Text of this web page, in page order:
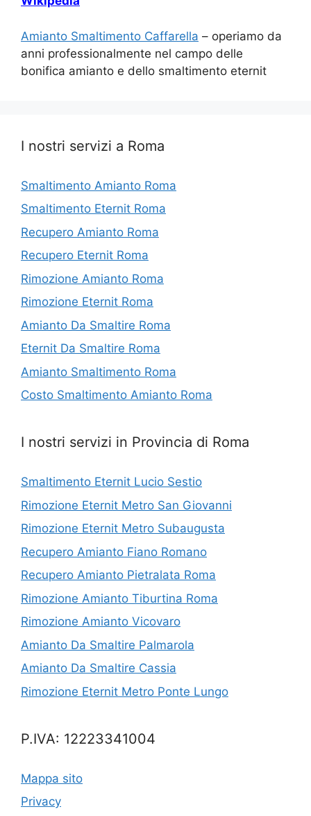
Amianto Smaltimento Caffarella – operiamo da
anni professionalmente nel campo delle
bonifica amianto e dello smaltimento eternit
I nostri servizi a Roma
Smaltimento Amianto Roma
Smaltimento Eternit Roma
Recupero Amianto Roma
Recupero Eternit Roma
Rimozione Amianto Roma
Rimozione Eternit Roma
Amianto Da Smaltire Roma
Eternit Da Smaltire Roma
Amianto Smaltimento Roma
Costo Smaltimento Amianto Roma
I nostri servizi in Provincia di Roma
Smaltimento Eternit Lucio Sestio
Rimozione Eternit Metro San Giovanni
Rimozione Eternit Metro Subaugusta
Recupero Amianto Fiano Romano
Recupero Amianto Pietralata Roma
Rimozione Amianto Tiburtina Roma
Rimozione Amianto Vicovaro
Amianto Da Smaltire Palmarola
Amianto Da Smaltire Cassia
Rimozione Eternit Metro Ponte Lungo
P.IVA: 12223341004
Mappa sito
Privacy